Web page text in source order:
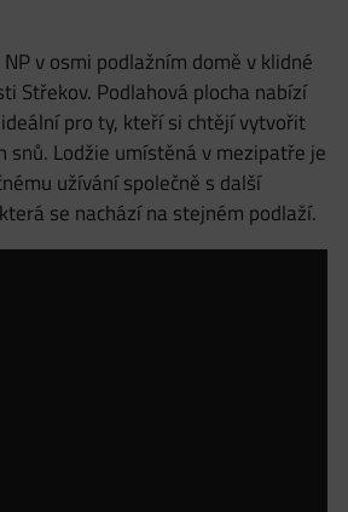
v osmi podlažním domě v klidné
Střekov. Podlahová plocha nabízí
pro ty, kteří si chtějí vytvořit
snů. Lodžie umístěná v mezipatře je
užívání společně s další
se nachází na stejném podlaží.